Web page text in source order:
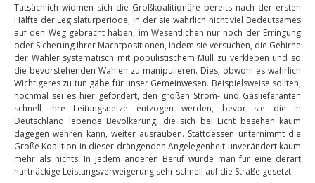
Tatsächlich widmen sich die Großkoalitionäre bereits nach der ersten
Hälfte der Legislaturperiode, in der sie wahrlich nicht viel Bedeutsames
auf den Weg gebracht haben, im Wesentlichen nur noch der Erringung
oder Sicherung ihrer Machtpositionen, indem sie versuchen, die Gehirne
der Wähler systematisch mit populistischem Müll zu verkleben und so
die bevorstehenden Wahlen zu manipulieren. Dies, obwohl es wahrlich
Wichtigeres zu tun gäbe für unser Gemeinwesen. Beispielsweise sollten,
nochmal sei es hier gefordert, den großen Strom- und Gaslieferanten
schnell ihre Leitungsnetze entzogen werden, bevor sie die in
Deutschland lebende Bevölkerung, die sich bei Licht besehen kaum
dagegen wehren kann, weiter ausrauben. Stattdessen unternimmt die
Große Koalition in dieser drängenden Angelegenheit unverändert kaum
mehr als nichts. In jedem anderen Beruf würde man für eine derart
hartnäckige Leistungsverweigerung sehr schnell auf die Straße gesetzt.